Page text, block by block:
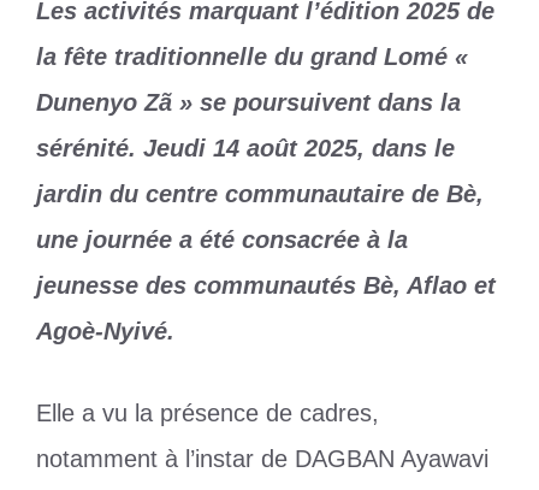
Les activités marquant l’édition 2025 de
la fête traditionnelle du grand Lomé «
Dunenyo Zã » se poursuivent dans la
sérénité. Jeudi 14 août 2025, dans le
jardin du centre communautaire de Bè,
une journée a été consacrée à la
jeunesse des communautés Bè, Aflao et
Agoè-Nyivé.
Elle a vu la présence de cadres,
notamment à l’instar de DAGBAN Ayawavi